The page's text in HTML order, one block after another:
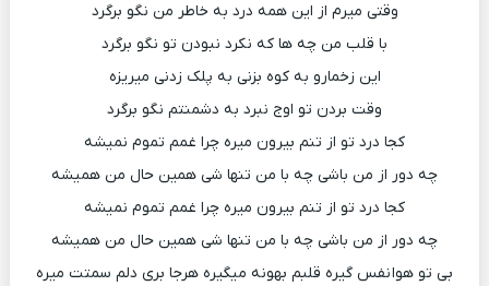
وقتی میرم از این همه درد به خاطر من نگو برگرد
با قلب من چه ها که نکرد نبودن تو نگو برگرد
این زخمارو به کوه بزنی به پلک زدنی میریزه
وقت بردن تو اوج نبرد به دشمنتم نگو برگرد
کجا درد تو از تنم بیرون میره چرا غمم تموم نمیشه
چه دور از من باشی چه با من تنها شی همین حال من همیشه
کجا درد تو از تنم بیرون میره چرا غمم تموم نمیشه
چه دور از من باشی چه با من تنها شی همین حال من همیشه
بی تو هوا نفس گیره قلبم بهونه میگیره هرجا بری دلم سمتت میره